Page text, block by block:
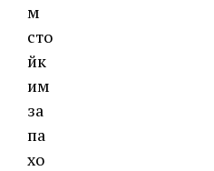
м
сто
йк
им
за
па
хо